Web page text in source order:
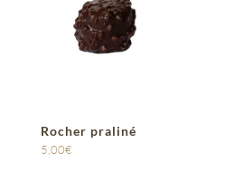
Rocher praliné
5,00€